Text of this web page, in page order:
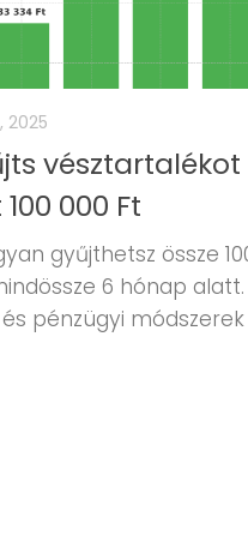
2025
vésztartalékot
000 Ft
gyűjthetsz össze
6 hónap alatt.
pénzügyi módszerek